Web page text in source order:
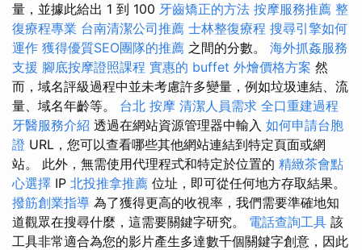
量，並據此給出 1 到 100 牙齒矯正的方法 按摩服務推薦 整
復療程專業 台南清潔公司推薦 士林整復療程 搜尋引擎如何
運作 獲得優質SEO團隊的推薦 之間的分數。 海外抓姦服務
支援 腳底按摩證照課程 實惠的 buffet 外燴價格方案 然
而，域名評級過程中並未考慮許多變量，例如垃圾連結、流
量、域名年齡等。 台北 按摩 清潔人員需求 全口重建過程
牙醫服務介紹 透過在網站資源管理器中輸入 如何申請台胞
證 URL，您可以查看哪些其他網站連結到特定頁面或網
站。 此外，無需使用代理程式和特定於位置的 精緻茶會點
心選擇 IP 北投推拿推薦 位址，即可從任何地方存取結果。
撥筋創業指導 為了獲得更高的收視率，我們需要準確地知
道觀眾在搜尋什麼，這需要關鍵字研究。 電話查詢工具 該
工具非常適合為您的影片產生多達數千個關鍵字創意，因此